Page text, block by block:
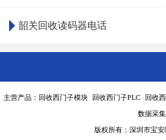
韶关回收读码器电话
主营产品：回收西门子模块 回收西门子PLC 回收
数据采
版权所有：深圳市宝